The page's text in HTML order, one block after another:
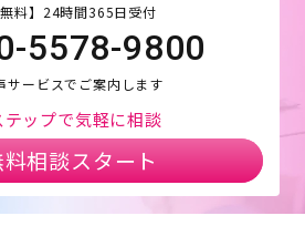
無料】24時間365日受付
5578-9800
サービスでご案内します
テップで気軽に相談
相談スタート